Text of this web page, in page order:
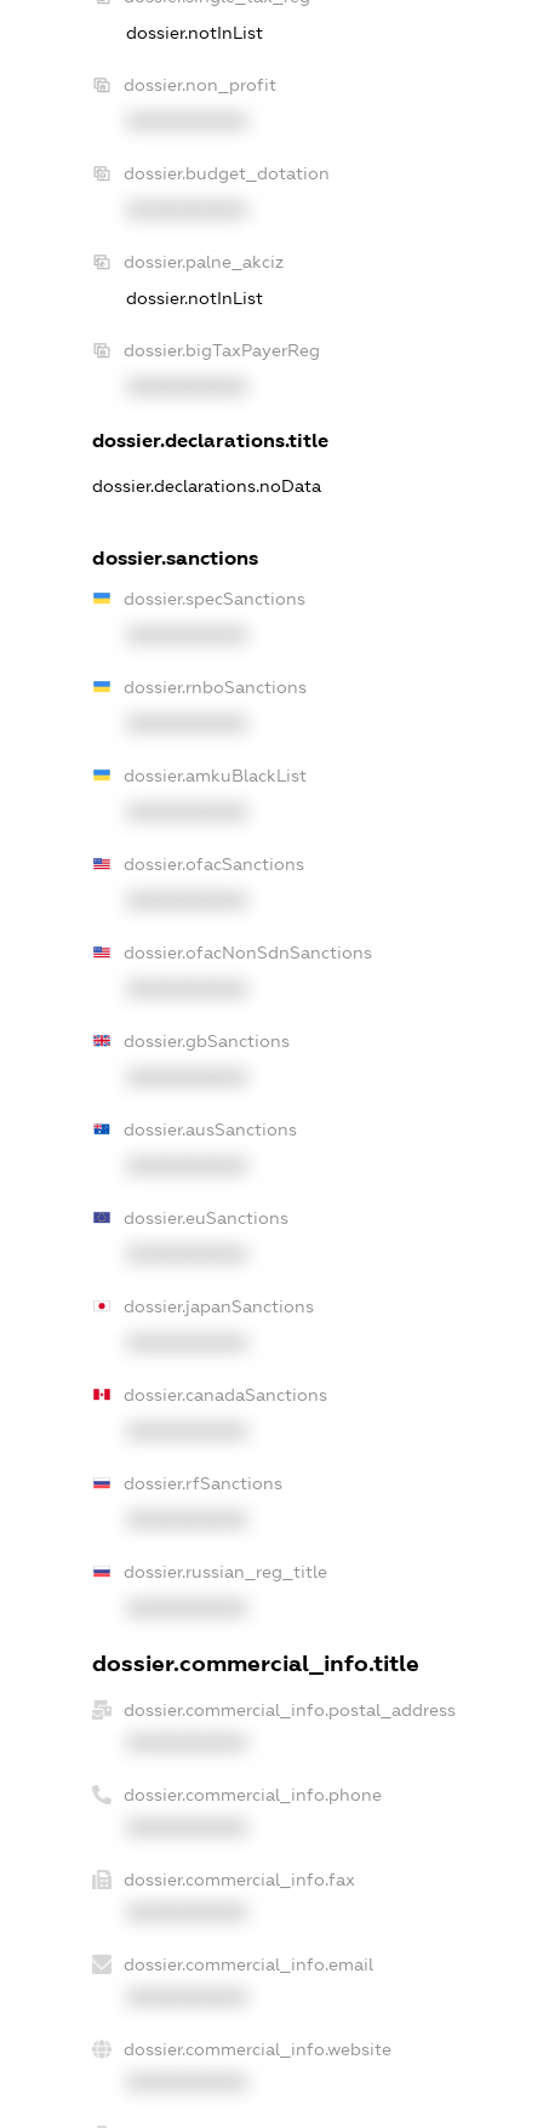
dossier.notInList
dossier.non_profit
dossier.budget_dotation
dossier.palne_akciz
dossier.notInList
dossier.bigTaxPayerReg
dossier.declarations.title
dossier.declarations.noData
dossier.sanctions
dossier.specSanctions
dossier.rnboSanctions
dossier.amkuBlackList
dossier.ofacSanctions
dossier.ofacNonSdnSanctions
dossier.gbSanctions
dossier.ausSanctions
dossier.euSanctions
dossier.japanSanctions
dossier.canadaSanctions
dossier.rfSanctions
dossier.russian_reg_title
dossier.commercial_info.title
dossier.commercial_info.postal_address
dossier.commercial_info.phone
dossier.commercial_info.fax
dossier.commercial_info.email
dossier.commercial_info.website